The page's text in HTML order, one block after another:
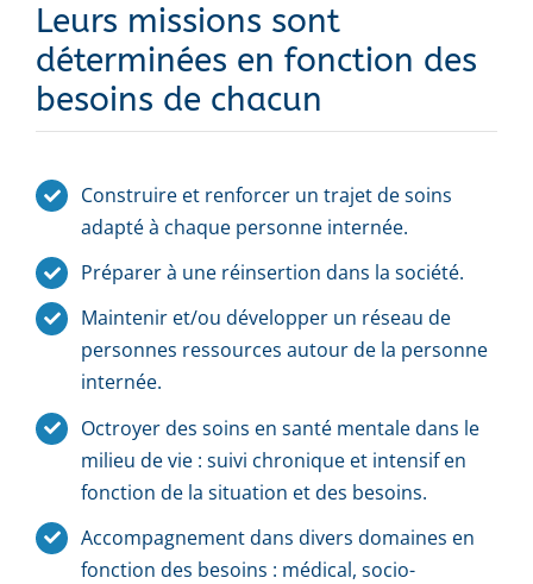
Leurs missions sont
déterminées en fonction des
besoins de chacun
Construire et renforcer un trajet de soins
adapté à chaque personne internée.
Préparer à une réinsertion dans la société.
Maintenir et/ou développer un réseau de
personnes ressources autour de la personne
internée.
Octroyer des soins en santé mentale dans le
milieu de vie : suivi chronique et intensif en
fonction de la situation et des besoins.
Accompagnement dans divers domaines en
fonction des besoins : médical, socio-